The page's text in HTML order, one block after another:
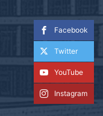
Facebook
Twitter
YouTube
Instagram